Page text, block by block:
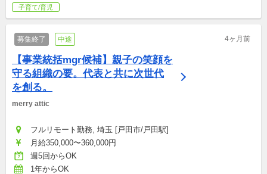
子育て/育児
募集終了 中途 4ヶ月前
【事業統括mgr候補】親子の笑顔を
守る組織の要。代表と共に次世代
を創る。
merry attic
フルリモート勤務, 埼玉 [戸田市/戸田駅]
月給350,000〜360,000円
週5回からOK
1年からOK